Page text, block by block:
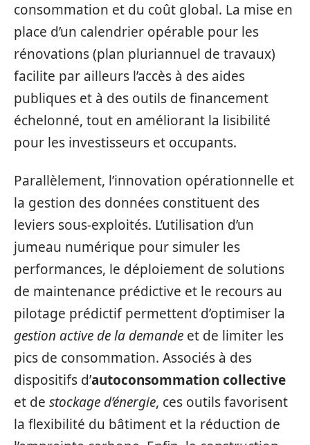
consommation et du coût global. La mise en
place d’un calendrier opérable pour les
rénovations (plan pluriannuel de travaux)
facilite par ailleurs l’accès à des aides
publiques et à des outils de financement
échelonné, tout en améliorant la lisibilité
pour les investisseurs et occupants.
Parallèlement, l’innovation opérationnelle et
la gestion des données constituent des
leviers sous-exploités. L’utilisation d’un
jumeau numérique pour simuler les
performances, le déploiement de solutions
de maintenance prédictive et le recours au
pilotage prédictif permettent d’optimiser la
gestion active de la demande et de limiter les
pics de consommation. Associés à des
dispositifs d’autoconsommation collective
et de stockage d’énergie, ces outils favorisent
la flexibilité du bâtiment et la réduction de